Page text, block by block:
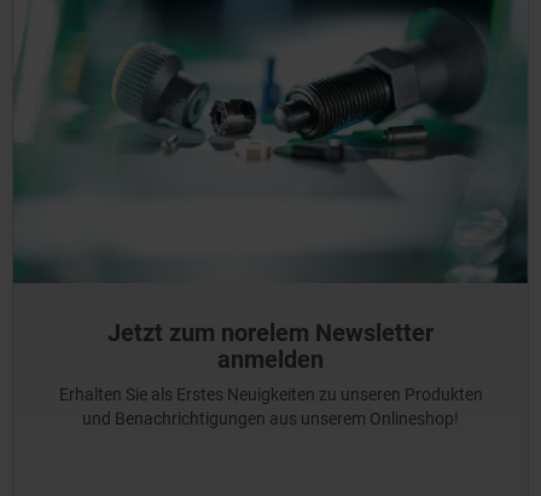
Jetzt zum norelem Newsletter
anmelden
Erhalten Sie als Erstes Neuigkeiten zu unseren Produkten
und Benachrichtigungen aus unserem Onlineshop!